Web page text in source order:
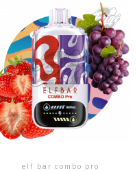
elf bar combo pro